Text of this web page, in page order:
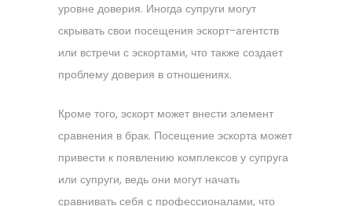
уровне доверия. Иногда супруги могут
скрывать свои посещения эскорт-агентств
или встречи с эскортами, что также создает
проблему доверия в отношениях.
Кроме того, эскорт может внести элемент
сравнения в брак. Посещение эскорта может
привести к появлению комплексов у супруга
или супруги, ведь они могут начать
сравнивать себя с профессионалами, что